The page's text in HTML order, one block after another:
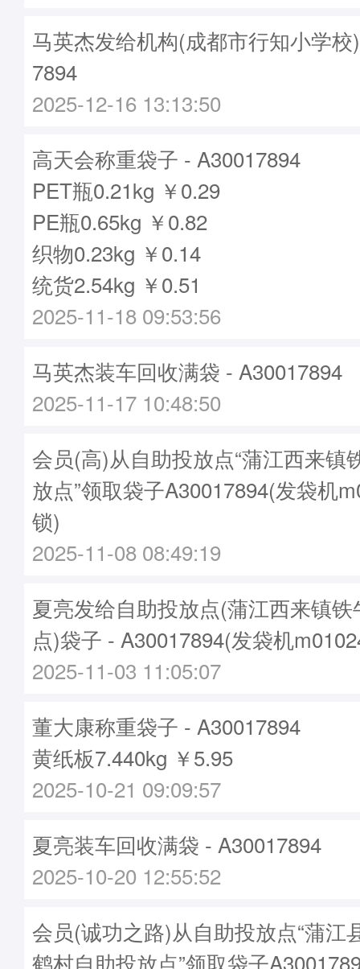
马英杰发给机构(成都市行知小学
7894
2025-12-16 13:13:50
高天会称重袋子 - A30017894
PET瓶0.21kg ￥0.29
PE瓶0.65kg ￥0.82
织物0.23kg ￥0.14
统货2.54kg ￥0.51
2025-11-18 09:53:56
马英杰装车回收满袋 - A30017894
2025-11-17 10:48:50
会员(高)从自助投放点“蒲江西来镇
放点”领取袋子A30017894(发袋机
锁)
2025-11-08 08:49:19
夏亮发给自助投放点(蒲江西来镇
点)袋子 - A30017894(发袋机
2025-11-03 11:05:07
董大康称重袋子 - A30017894
黄纸板7.440kg ￥5.95
2025-10-21 09:09:57
夏亮装车回收满袋 - A30017894
2025-10-20 12:55:52
会员(诚功之路)从自助投放点“蒲江
鹤村自助投放点”领取袋子